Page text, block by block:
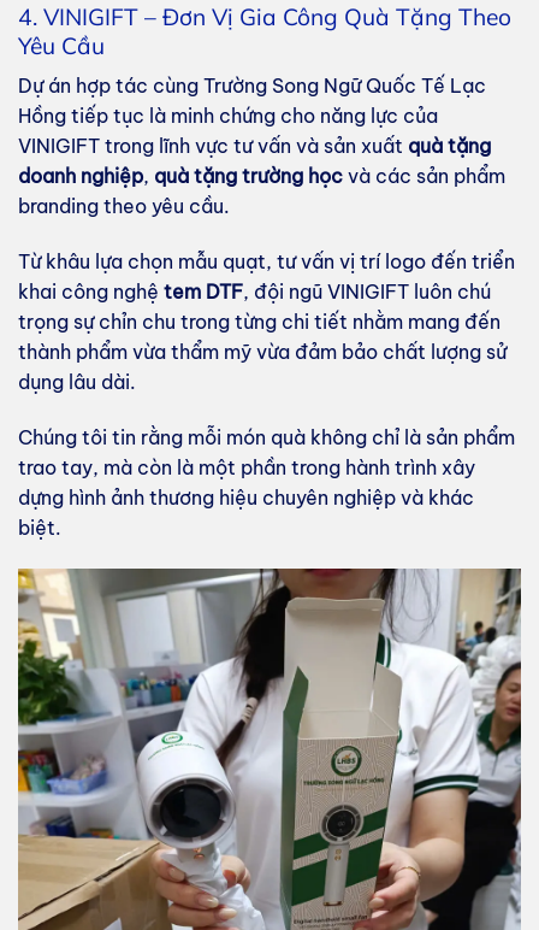
4. VINIGIFT – Đơn Vị Gia Công Quà Tặng Theo
Yêu Cầu
Dự án hợp tác cùng Trường Song Ngữ Quốc Tế Lạc
Hồng tiếp tục là minh chứng cho năng lực của
VINIGIFT trong lĩnh vực tư vấn và sản xuất quà tặng
doanh nghiệp, quà tặng trường học và các sản phẩm
branding theo yêu cầu.
Từ khâu lựa chọn mẫu quạt, tư vấn vị trí logo đến triển
khai công nghệ tem DTF, đội ngũ VINIGIFT luôn chú
trọng sự chỉn chu trong từng chi tiết nhằm mang đến
thành phẩm vừa thẩm mỹ vừa đảm bảo chất lượng sử
dụng lâu dài.
Chúng tôi tin rằng mỗi món quà không chỉ là sản phẩm
trao tay, mà còn là một phần trong hành trình xây
dựng hình ảnh thương hiệu chuyên nghiệp và khác
biệt.